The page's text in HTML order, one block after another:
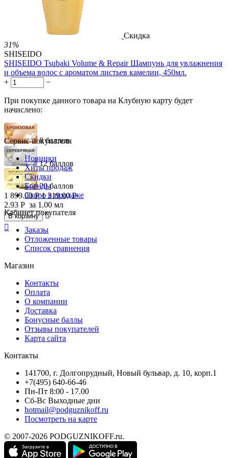
Скидка
31%
SHISEIDO
SHISEIDO Tsubaki Volume & Repair Шампунь для увлажнения
и объема волос с ароматом листьев камелии, 450мл.
+
−
При покупке данного товара на Клубную карту будет
начислено:
8 баллов
12 баллов
20 баллов
1 899.00 Р 1 319.00 Р
2.93 Р за 1.00 мл
В корзину


Сервис покупателя
Новинки
Хиты продаж
Скидки
Бренды
Скоро в продаже
Кабинет покупателя
Заказы
Отложенные товары
Список сравнения
Магазин
Контакты
Оплата
О компании
Доставка
Бонусные баллы
Отзывы покупателей
Карта сайта
Контакты
141700, г. Долгопрудный, Новый бульвар, д. 10, корп.1
+7(495) 640-66-46
Пн-Пт 8:00 - 17.00
Сб-Вс Выходные дни
hotmail@podguznikoff.ru
Посмотреть на карте
© 2007-2026 PODGUZNIKOFF.ru.